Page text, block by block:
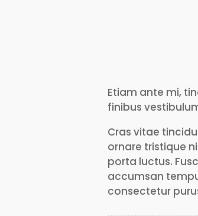
Etiam ante mi,
finibus
Cras vitae
ornare tristique
porta luctus.
accumsan
consectetur